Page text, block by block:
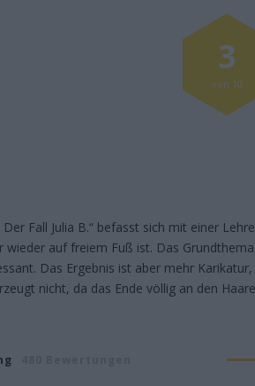
Der Fall Julia B.“ befasst sich mit einer
wieder auf freiem Fuß ist. Das
Das Ergebnis ist aber mehr
nicht, da das Ende völlig an den
3
von 10